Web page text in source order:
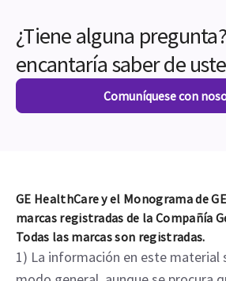
¿Tiene alguna
encantaría saber de
Comuníquese con
GE HealthCare y el Monograma de
marcas registradas de la Compañía
Todas las marcas son registradas.
1) La información en este material